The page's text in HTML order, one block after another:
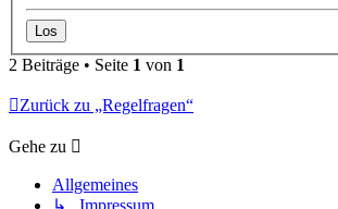
2 Beiträge • Seite 1 von 1
Zurück zu „Regelfragen“
Gehe zu
Allgemeines